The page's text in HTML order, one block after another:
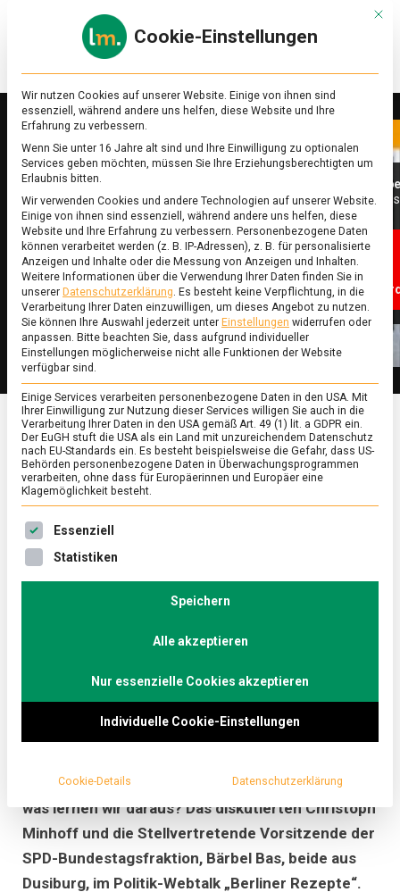
Online-
Magazin
zu
&
Ernährung
Sie sehen gerade einen Platzhalterinhalt von
YouTube
POLITIK/ TV
Coronakrise: Was sind
die Learnings … für
Wirtschaft, Politik und
Europa – „Berliner
Rezepte“ mit Bärbel Bas
(SPD)
Comment
Coronakrise:
die
…
für
Politik
Europa
Was hat sich durch die Coronakrise verändert und
was lernen wir daraus? Das diskutierten Christoph
Minhoff und die Stellvertretende Vorsitzende der
SPD-Bundestagsfraktion, Bärbel Bas, beide aus
Dusiburg, im Politik-Webtalk „Berliner Rezepte“.
Mit
Cookie-Einstellungen
Wir nutzen Cookies auf unserer Website. Einige von ihnen sind
essenziell, während andere uns helfen, diese Website und Ihre
Erfahrung zu verbessern.
Wenn Sie unter 16 Jahre alt sind und Ihre Einwilligung zu optionalen
Services geben möchten, müssen Sie Ihre Erziehungsberechtigten um
Erlaubnis bitten.
Wir verwenden Cookies und andere Technologien auf unserer Website.
Einige von ihnen sind essenziell, während andere uns helfen, diese
Website und Ihre Erfahrung zu verbessern. Personenbezogene Daten
können verarbeitet werden (z. B. IP-Adressen), z. B. für personalisierte
Anzeigen und Inhalte oder die Messung von Anzeigen und Inhalten.
Weitere Informationen über die Verwendung Ihrer Daten finden Sie in
unserer Datenschutzerklärung. Es besteht keine Verpflichtung, in die
Verarbeitung Ihrer Daten einzuwilligen, um dieses Angebot zu nutzen.
Sie können Ihre Auswahl jederzeit unter Einstellungen widerrufen oder
anpassen. Bitte beachten Sie, dass aufgrund individueller
Einstellungen möglicherweise nicht alle Funktionen der Website
verfügbar sind.
Einige Services verarbeiten personenbezogene Daten in den USA. Mit
Ihrer Einwilligung zur Nutzung dieser Services willigen Sie auch in die
Verarbeitung Ihrer Daten in den USA gemäß Art. 49 (1) lit. a GDPR ein.
Der EuGH stuft die USA als ein Land mit unzureichendem Datenschutz
nach EU-Standards ein. Es besteht beispielsweise die Gefahr, dass US-
Behörden personenbezogene Daten in Überwachungsprogrammen
verarbeiten, ohne dass für Europäerinnen und Europäer eine
Klagemöglichkeit besteht.
Es folgt eine Liste der Service-Gruppen, für die eine
Essenziell
Statistiken
Speichern
Alle akzeptieren
Nur essenzielle Cookies akzeptieren
Individuelle Cookie-Einstellungen
Cookie-Details Datenschutzerklärung